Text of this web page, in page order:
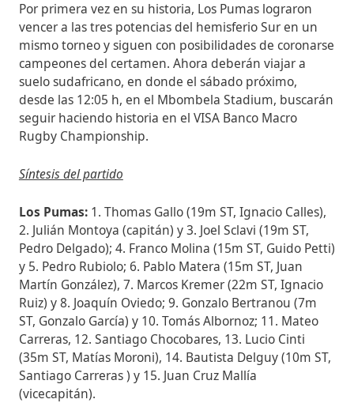
Por primera vez en su historia, Los Pumas lograron
vencer a las tres potencias del hemisferio Sur en un
mismo torneo y siguen con posibilidades de coronarse
campeones del certamen. Ahora deberán viajar a
suelo sudafricano, en donde el sábado próximo,
desde las 12:05 h, en el Mbombela Stadium, buscarán
seguir haciendo historia en el VISA Banco Macro
Rugby Championship.
Síntesis del partido
Los Pumas: 1. Thomas Gallo (19m ST, Ignacio Calles),
2. Julián Montoya (capitán) y 3. Joel Sclavi (19m ST,
Pedro Delgado); 4. Franco Molina (15m ST, Guido Petti)
y 5. Pedro Rubiolo; 6. Pablo Matera (15m ST, Juan
Martín González), 7. Marcos Kremer (22m ST, Ignacio
Ruiz) y 8. Joaquín Oviedo; 9. Gonzalo Bertranou (7m
ST, Gonzalo García) y 10. Tomás Albornoz; 11. Mateo
Carreras, 12. Santiago Chocobares, 13. Lucio Cinti
(35m ST, Matías Moroni), 14. Bautista Delguy (10m ST,
Santiago Carreras ) y 15. Juan Cruz Mallía
(vicecapitán).